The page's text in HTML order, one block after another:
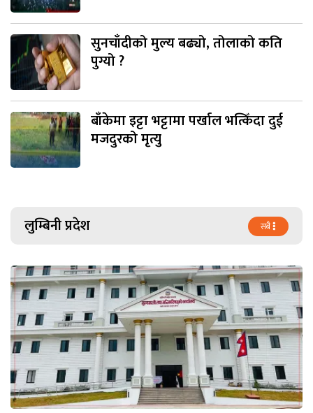
सुनचाँदीको मुल्य बढ्यो, तोलाको कति
पुग्यो ?
बाँकेमा इट्टा भट्टामा पर्खाल भत्किँदा दुई
मजदुरको मृत्यु
लुम्बिनी प्रदेश सबै